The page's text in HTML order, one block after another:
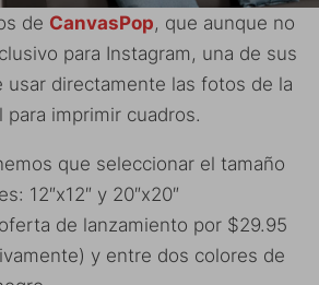
de CanvasPop, que aunque no
para Instagram, una de sus
usar directamente las fotos de la
para imprimir cuadros.
que seleccionar el tamaño
12″x12″ y 20″x20″
de lanzamiento por $29.95
y entre dos colores de